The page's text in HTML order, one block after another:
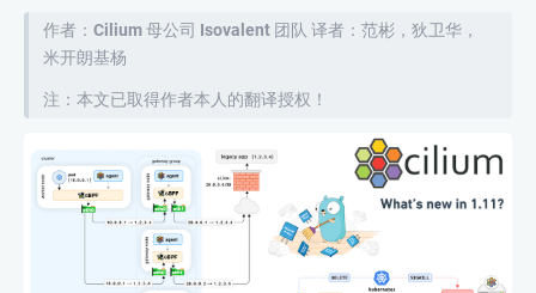
作者：Cilium 母公司 Isovalent 团队 译者：范彬，狄卫华，
米开朗基杨
注：本文已取得作者本人的翻译授权！